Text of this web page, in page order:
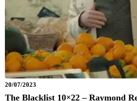
20/07/2023
The Blacklist 10×22 – Raymond